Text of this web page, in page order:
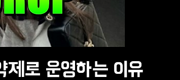
로 운영하는 이유